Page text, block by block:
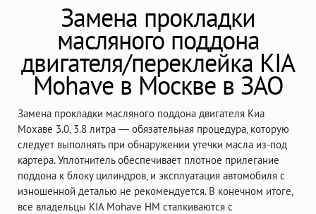
Замена прокладки
масляного поддона
двигателя/переклейка KIA
Mohave в Москве в ЗАО
Замена прокладки масляного поддона двигателя Киа
Мохаве 3.0, 3.8 литра — обязательная процедура, которую
следует выполнять при обнаружении утечки масла из-под
картера. Уплотнитель обеспечивает плотное прилегание
поддона к блоку цилиндров, и эксплуатация автомобиля с
изношенной деталью не рекомендуется. В конечном итоге,
все владельцы KIA Mohave HM сталкиваются с